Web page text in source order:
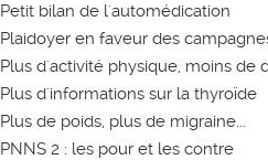
Petit bilan de l'automédication
Plaidoyer en faveur des
Plus d'activité physique, moins de
Plus d'informations sur la thyroïde
Plus de poids, plus de migraine...
PNNS 2 : les pour et les contre